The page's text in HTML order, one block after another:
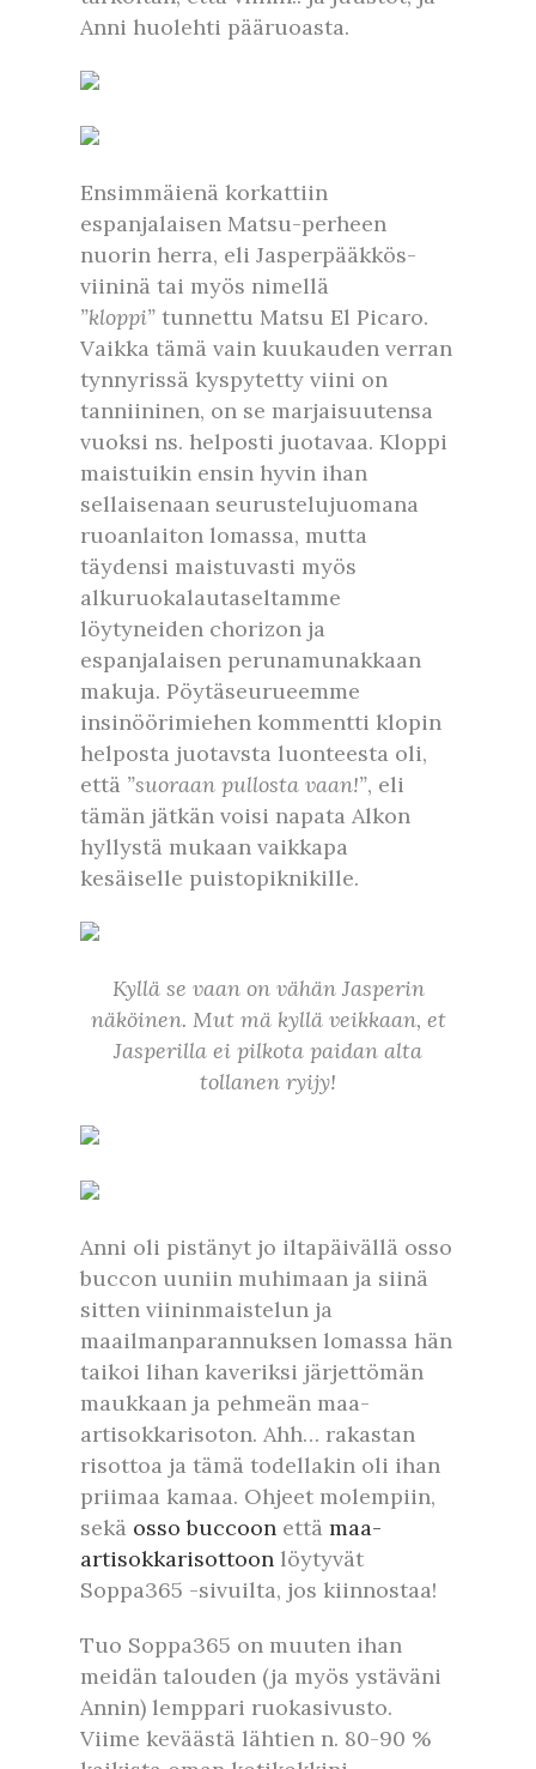
Anni huolehti pääruoasta.
Ensimmäienä korkattiin
espanjalaisen Matsu-perheen
nuorin herra, eli Jasperpääkkös-
viininä tai myös nimellä
”kloppi” tunnettu Matsu El Picaro.
Vaikka tämä vain kuukauden verran
tynnyrissä kyspytetty viini on
tanniininen, on se marjaisuutensa
vuoksi ns. helposti juotavaa. Kloppi
maistuikin ensin hyvin ihan
sellaisenaan seurustelujuomana
ruoanlaiton lomassa, mutta
täydensi maistuvasti myös
alkuruokalautaseltamme
löytyneiden chorizon ja
espanjalaisen perunamunakkaan
makuja. Pöytäseurueemme
insinöörimiehen kommentti klopin
helposta juotavsta luonteesta oli,
että ”suoraan pullosta vaan!”, eli
tämän jätkän voisi napata Alkon
hyllystä mukaan vaikkapa
kesäiselle puistopiknikille.
Kyllä se vaan on vähän Jasperin
näköinen. Mut mä kyllä veikkaan, et
Jasperilla ei pilkota paidan alta
tollanen ryijy!
Anni oli pistänyt jo iltapäivällä osso
buccon uuniin muhimaan ja siinä
sitten viininmaistelun ja
maailmanparannuksen lomassa hän
taikoi lihan kaveriksi järjettömän
maukkaan ja pehmeän maa-
artisokkarisoton. Ahh… rakastan
risottoa ja tämä todellakin oli ihan
priimaa kamaa. Ohjeet molempiin,
sekä osso buccoon että maa-
artisokkarisottoon löytyvät
Soppa365 -sivuilta, jos kiinnostaa!
Tuo Soppa365 on muuten ihan
meidän talouden (ja myös ystäväni
Annin) lemppari ruokasivusto.
Viime keväästä lähtien n. 80-90 %